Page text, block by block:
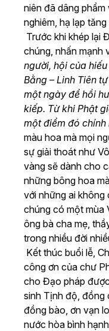
niên đã dâng
nghiêm, hạ lạp
Trước khi khép lại
chúng, nhấn mạnh
người, hội của
Bằng – Linh Tiên
một ngày để hồi
kiếp. Từ khi Phật
một điểm đó
màu hoa mà mọi
sự giải thoát như
vàng sẽ dành cho
những bông hoa
với những ai
chúng có một mùa
ông bà cha mẹ,
trong nhiều đời
Kết thúc buổi lễ,
công ơn của chư
cho Đạo pháp
sinh Tịnh độ, đồng
đồng bào, ơn vạn
nước hòa bình